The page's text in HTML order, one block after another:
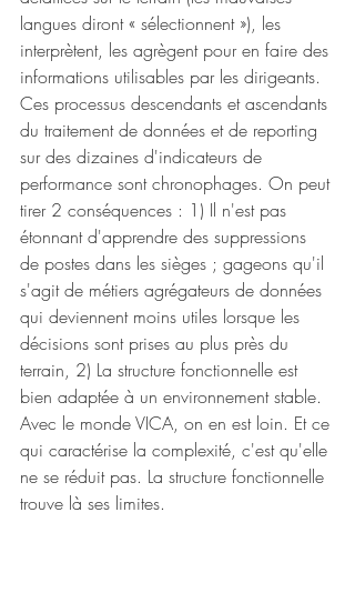
langues diront « sélectionnent »), les
interprètent, les agrègent pour en faire des
informations utilisables par les dirigeants.
Ces processus descendants et ascendants
du traitement de données et de reporting
sur des dizaines d'indicateurs de
performance sont chronophages. On peut
tirer 2 conséquences : 1) Il n'est pas
étonnant d'apprendre des suppressions
de postes dans les sièges ; gageons qu'il
s'agit de métiers agrégateurs de données
qui deviennent moins utiles lorsque les
décisions sont prises au plus près du
terrain, 2) La structure fonctionnelle est
bien adaptée à un environnement stable.
Avec le monde VICA, on en est loin. Et ce
qui caractérise la complexité, c'est qu'elle
ne se réduit pas. La structure fonctionnelle
trouve là ses limites.